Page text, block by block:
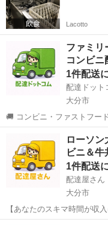
Lacotto
ファミリ
コンビニ
1件配送
配達ドット
大分市
🚚 コンビニ・ファストフー
や「出前館」のように、配
です。 オファー内容を見て
✅ 業務内容...
ローソ
ビニ＆
1件配送
配達屋さん
大分市
【あなたのスキマ時間が収
バイト、始めませんか？ ア